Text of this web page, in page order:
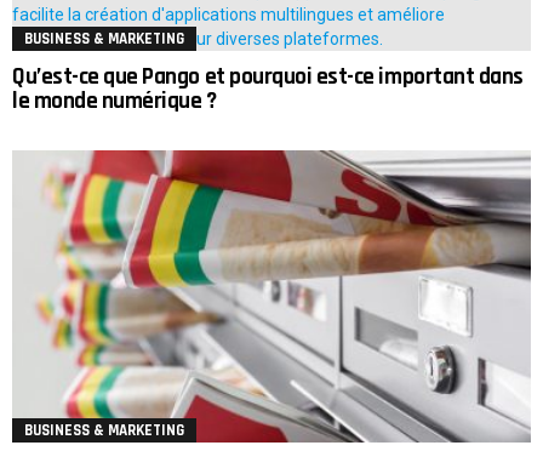
BUSINESS & MARKETING
Qu’est-ce que Pango et pourquoi est-ce important dans
le monde numérique ?
BUSINESS & MARKETING